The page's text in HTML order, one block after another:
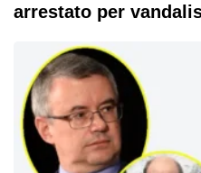
arrestato per